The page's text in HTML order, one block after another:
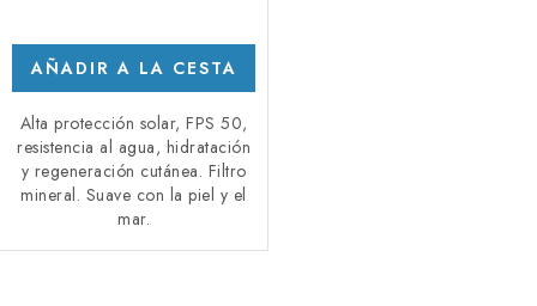
AÑADIR A LA CESTA
Alta protección solar, FPS 50,
resistencia al agua, hidratación
y regeneración cutánea. Filtro
mineral. Suave con la piel y el
mar.